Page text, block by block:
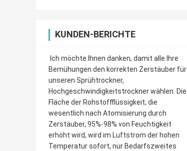
KUNDEN-BERICHTE
Ich möchte Ihnen danken, damit alle Ihre
Bemühungen den korrekten Zerstäuber für
unseren Sprühtrockner,
Hochgeschwindigkeitstrockner wählen. Die
Fläche der Rohstoffflüssigkeit, die
wesentlich nach Atomisierung durch
Zerstäuber, 95%-98% von Feuchtigkeit
erhöht wird, wird im Luftstrom der hohen
Temperatur sofort, nur Bedarfszweites